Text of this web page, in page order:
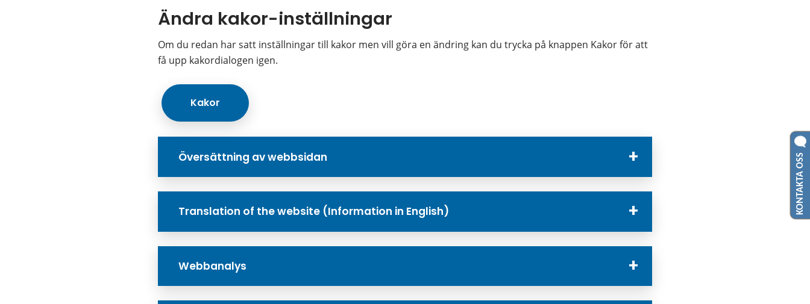
Ändra kakor-inställningar
Om du redan har satt inställningar till kakor men vill göra en ändring kan du trycka på knappen Kakor för att
få upp kakordialogen igen.
Kakor
Översättning av webbsidan
Translation of the website (Information in English)
Webbanalys
KONTAKTA OSS